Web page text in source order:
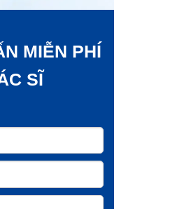
MIỄN PHÍ
SĨ